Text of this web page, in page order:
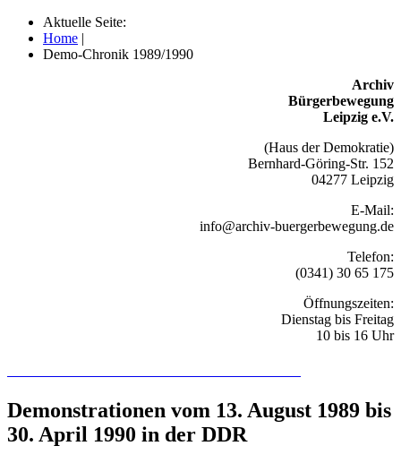
Aktuelle Seite:
Home |
Demo-Chronik 1989/1990
Archiv
Bürgerbewegung
Leipzig e.V.
(Haus der Demokratie)
Bernhard-Göring-Str. 152
04277 Leipzig
E-Mail:
info@archiv-buergerbewegung.de
Telefon:
(0341) 30 65 175
Öffnungszeiten:
Dienstag bis Freitag
10 bis 16 Uhr
Demonstrationen vom 13. August 1989 bis
30. April 1990 in der DDR